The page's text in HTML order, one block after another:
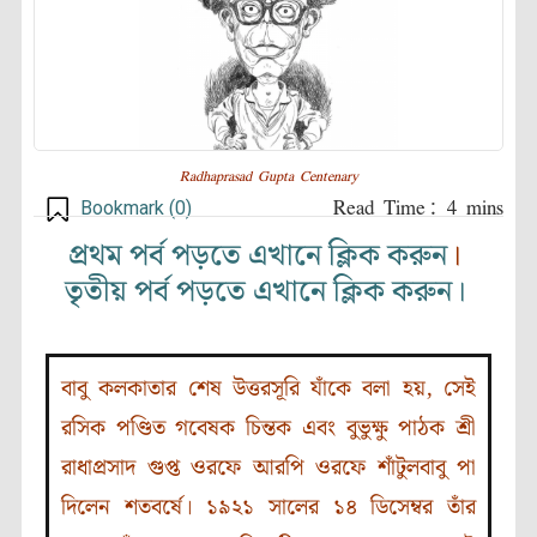
Radhaprasad Gupta Centenary
Bookmark (0)
প্রথম পর্ব পড়তে এখানে ক্লিক করুন।
তৃতীয় পর্ব পড়তে এখানে ক্লিক করুন।
বাবু কলকাতার শেষ উত্তরসূরি যাঁকে বলা হয়, সেই
রসিক পণ্ডিত গবেষক চিন্তক এবং বুভুক্ষু পাঠক শ্রী
রাধাপ্রসাদ গুপ্ত ওরফে আরপি ওরফে শাঁটুলবাবু পা
দিলেন শতবর্ষে। ১৯২১ সালের ১৪ ডিসেম্বর তাঁর